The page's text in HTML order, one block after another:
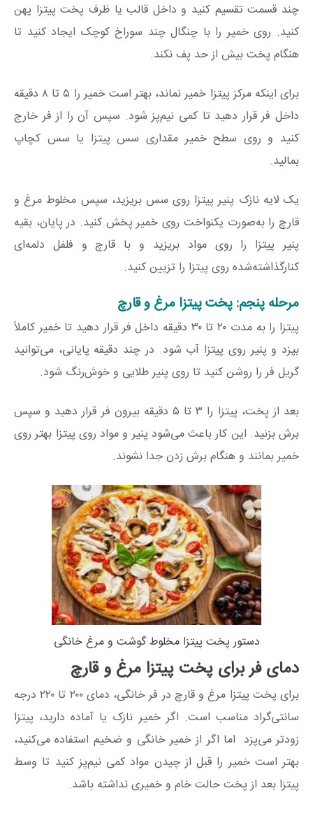
چند قسمت تقسیم کنید و داخل قالب یا ظرف پخت پیتزا پهن
کنید. روی خمیر را با چنگال چند سوراخ کوچک ایجاد کنید تا
هنگام پخت بیش از حد پف نکند.
برای اینکه مرکز پیتزا خمیر نماند، بهتر است خمیر را ۵ تا ۸ دقیقه
داخل فر قرار دهید تا کمی نیم‌پز شود. سپس آن را از فر خارج
کنید و روی سطح خمیر مقداری سس پیتزا یا سس کچاپ
بمالید.
یک لایه نازک پنیر پیتزا روی سس بریزید، سپس مخلوط مرغ و
قارچ را به‌صورت یکنواخت روی خمیر پخش کنید. در پایان، بقیه
پنیر پیتزا را روی مواد بریزید و با قارچ و فلفل دلمه‌ای
کنارگذاشته‌شده روی پیتزا را تزیین کنید.
مرحله پنجم: پخت پیتزا مرغ و قارچ
پیتزا را به مدت ۲۰ تا ۳۰ دقیقه داخل فر قرار دهید تا خمیر کاملاً
بپزد و پنیر روی پیتزا آب شود. در چند دقیقه پایانی، می‌توانید
گریل فر را روشن کنید تا روی پنیر طلایی و خوش‌رنگ شود.
بعد از پخت، پیتزا را ۳ تا ۵ دقیقه بیرون فر قرار دهید و سپس
برش بزنید. این کار باعث می‌شود پنیر و مواد روی پیتزا بهتر روی
خمیر بمانند و هنگام برش زدن جدا نشوند.
دستور پخت پیتزا مخلوط گوشت و مرغ خانگی
دمای فر برای پخت پیتزا مرغ و قارچ
برای پخت پیتزا مرغ و قارچ در فر خانگی، دمای ۲۰۰ تا ۲۲۰ درجه
سانتی‌گراد مناسب است. اگر خمیر نازک یا آماده دارید، پیتزا
زودتر می‌پزد. اما اگر از خمیر خانگی و ضخیم استفاده می‌کنید،
بهتر است خمیر را قبل از چیدن مواد کمی نیم‌پز کنید تا وسط
پیتزا بعد از پخت حالت خام و خمیری نداشته باشد.